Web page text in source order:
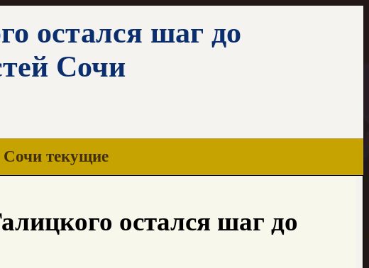
остался шаг до
Сочи
Сочи текущие
остался шаг до